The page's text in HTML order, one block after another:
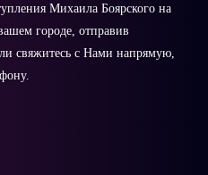
Михаила Боярского на
городе, отправив
свяжитесь с Нами напрямую,